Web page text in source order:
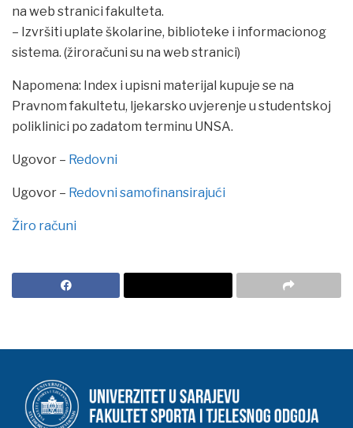
na web stranici fakulteta.
– Izvršiti uplate školarine, biblioteke i informacionog
sistema. (žiroračuni su na web stranici)
Napomena: Index i upisni materijal kupuje se na
Pravnom fakultetu, ljekarsko uvjerenje u studentskoj
poliklinici po zadatom terminu UNSA.
Ugovor – Redovni
Ugovor – Redovni samofinansirajući
Žiro računi